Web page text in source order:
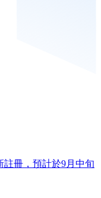
註冊，預計於9月中旬